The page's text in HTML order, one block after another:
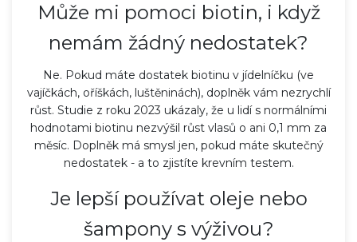
Může mi pomoci biotin, i když
nemám žádný nedostatek?
Ne. Pokud máte dostatek biotinu v jídelníčku (ve
vajíčkách, oříškách, luštěninách), doplněk vám nezrychlí
růst. Studie z roku 2023 ukázaly, že u lidí s normálními
hodnotami biotinu nezvýšil růst vlasů o ani 0,1 mm za
měsíc. Doplněk má smysl jen, pokud máte skutečný
nedostatek - a to zjistíte krevním testem.
Je lepší používat oleje nebo
šampony s výživou?